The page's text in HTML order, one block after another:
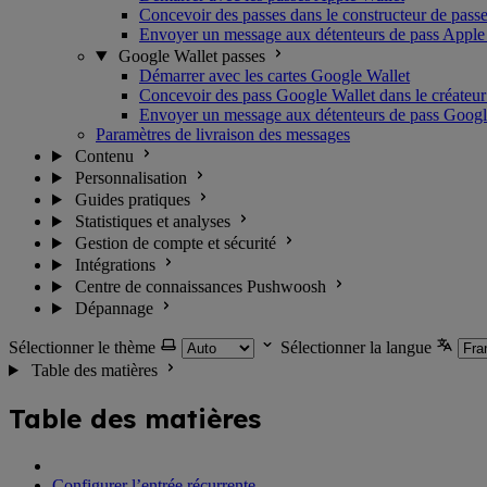
Concevoir des passes dans le constructeur de
Envoyer un message aux détenteurs de pass
Google Wallet passes
Démarrer avec les cartes Google Wallet
Concevoir des pass Google Wallet dans le
Envoyer un message aux détenteurs de pass
Paramètres de livraison des messages
Contenu
Personnalisation
Guides pratiques
Statistiques et analyses
Gestion de compte et sécurité
Intégrations
Centre de connaissances Pushwoosh
Dépannage
Sélectionner le thème
Sélectionner la langue
Table des matières
Table des matières